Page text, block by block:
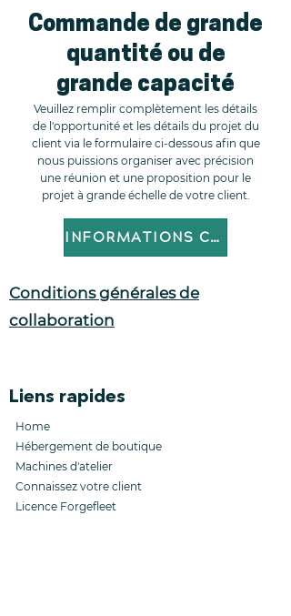
Commande de grande
quantité ou de
grande capacité
Veuillez remplir complètement les détails
de l'opportunité et les détails du projet du
client via le formulaire ci-dessous afin que
nous puissions organiser avec précision
une réunion et une proposition pour le
projet à grande échelle de votre client.
INFORMATIONS CLIENT
Conditions générales de
collaboration
Liens rapides
Home
Hébergement de boutique
Machines d'atelier
Connaissez votre client
Licence Forgefleet